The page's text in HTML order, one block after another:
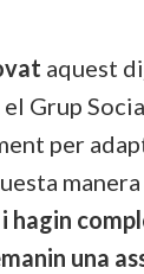
aquest
Grup
per
hagin
una